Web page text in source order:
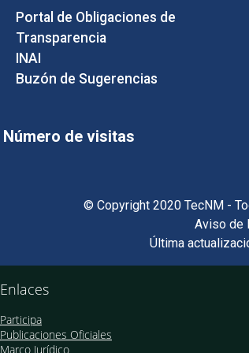
Portal de Obligaciones de
Transparencia
INAI
Buzón de Sugerencias
Número de visitas
© Copyright 2020 TecNM -
Aviso de
Última
Enlaces
Participa
Publicaciones Oficiales
Marco Jurídico